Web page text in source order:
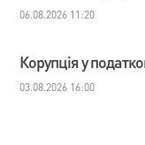
06.08.2026 11:20
Корупція у
03.08.2026 16:00